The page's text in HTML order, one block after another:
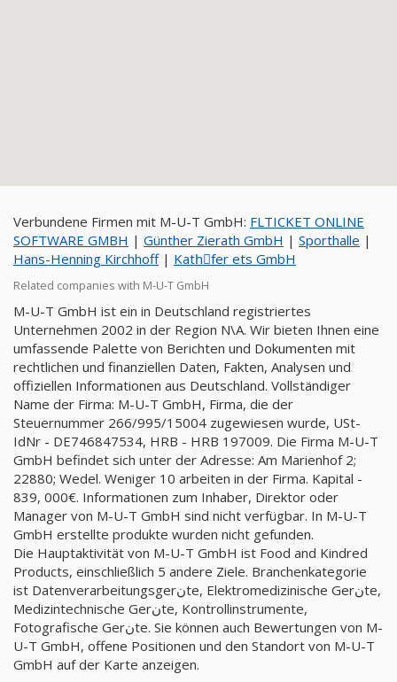
Verbundene Firmen mit M-U-T GmbH: FLTICKET ONLINE
SOFTWARE GMBH | Günther Zierath GmbH | Sporthalle |
Hans-Henning Kirchhoff| Kathِfer ets GmbH
Related companies with M-U-T GmbH
M-U-T GmbH ist ein in Deutschland registriertes
Unternehmen 2002 in der Region N\A. Wir bieten Ihnen eine
umfassende Palette von Berichten und Dokumenten mit
rechtlichen und finanziellen Daten, Fakten, Analysen und
offiziellen Informationen aus Deutschland. Vollständiger
Name der Firma: M-U-T GmbH, Firma, die der
Steuernummer 266/995/15004 zugewiesen wurde, USt-
IdNr - DE746847534, HRB - HRB 197009. Die Firma M-U-T
GmbH befindet sich unter der Adresse: Am Marienhof 2;
22880; Wedel. Weniger 10 arbeiten in der Firma. Kapital -
839, 000€. Informationen zum Inhaber, Direktor oder
Manager von M-U-T GmbH sind nicht verfügbar. In M-U-T
GmbH erstellte produkte wurden nicht gefunden.
Die Hauptaktivität von M-U-T GmbH ist Food and Kindred
Products, einschließlich 5 andere Ziele. Branchenkategorie
ist Datenverarbeitungsgerنte, Elektromedizinische Gerنte,
Medizintechnische Gerنte, Kontrollinstrumente,
Fotografische Gerنte. Sie können auch Bewertungen von M-
U-T GmbH, offene Positionen und den Standort von M-U-T
GmbH auf der Karte anzeigen.